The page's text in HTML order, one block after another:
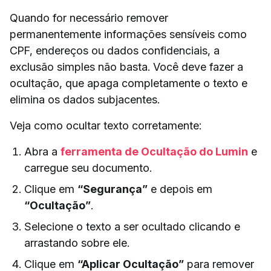
Quando for necessário remover
permanentemente informações sensíveis como
CPF, endereços ou dados confidenciais, a
exclusão simples não basta. Você deve fazer a
ocultação, que apaga completamente o texto e
elimina os dados subjacentes.
Veja como ocultar texto corretamente:
Abra a ferramenta de Ocultação do Lumin e
carregue seu documento.
Clique em “Segurança” e depois em
“Ocultação”.
Selecione o texto a ser ocultado clicando e
arrastando sobre ele.
Clique em “Aplicar Ocultação” para remover